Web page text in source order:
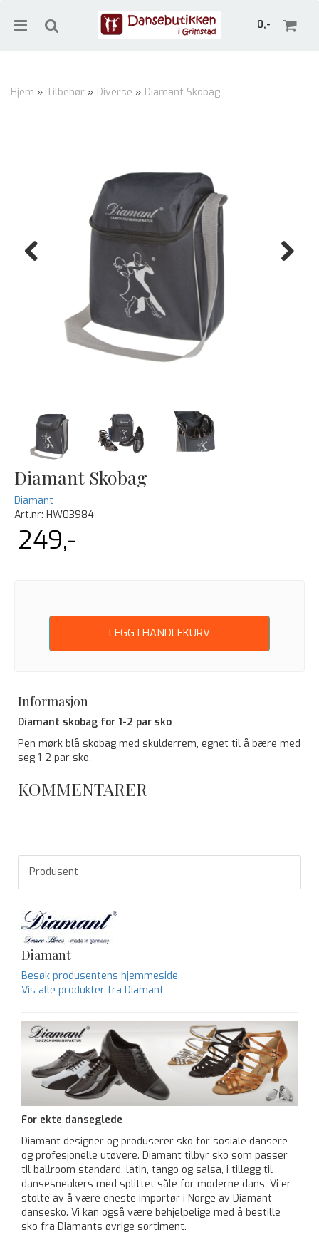
0,-
Hjem » Tilbehør » Diverse » Diamant Skobag
Diamant Skobag
Diamant
Art.nr: HW03984
249,-
LEGG I HANDLEKURV
Informasjon
Diamant skobag for 1-2 par sko
Pen mørk blå skobag med skulderrem, egnet til å bære med
seg 1-2 par sko.
KOMMENTARER
Produsent
Diamant
Besøk produsentens hjemmeside
Vis alle produkter fra Diamant
For ekte danseglede
Diamant designer og produserer sko for sosiale dansere
og profesjonelle utøvere. Diamant tilbyr sko som passer
til ballroom standard, latin, tango og salsa, i tillegg til
dansesneakers med splittet såle for moderne dans. Vi er
stolte av å være eneste importør i Norge av Diamant
dansesko. Vi kan også være behjelpelige med å bestille
sko fra Diamants øvrige sortiment.